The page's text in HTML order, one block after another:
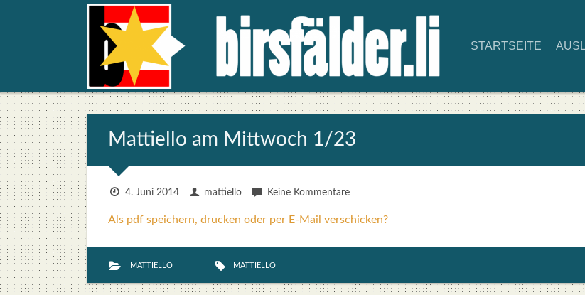
START­SEI­TE
Mat­ti­el­lo am Mitt­woch 1/23
4. Juni 2014 mattiello Keine Kommentare
Als pdf speichern, drucken oder per E-Mail verschicken?
MATTIELLO MATTIELLO